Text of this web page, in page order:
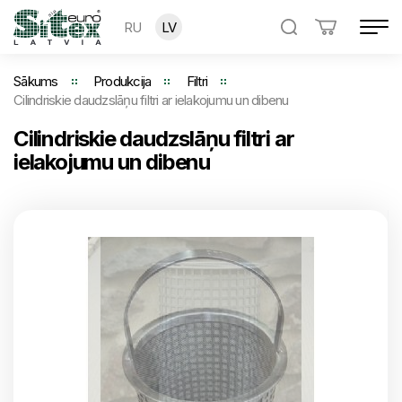
RU LV
Sākums Produkcija
Filtri
Cilindriskie daudzslāņu filtri ar ielakojumu un dibenu
Cilindriskie daudzslāņu filtri ar
ielakojumu un dibenu